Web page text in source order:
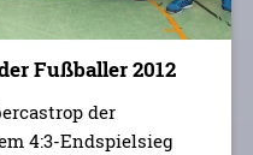
Fußballer 2012
der
4:3-Endspielsieg